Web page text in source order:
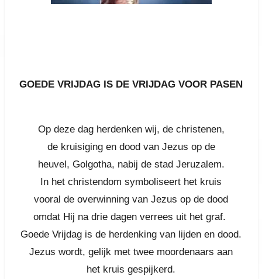
GOEDE VRIJDAG IS DE VRIJDAG VOOR PASEN
Op deze dag herdenken wij, de christenen,
de kruisiging en dood van Jezus op de
heuvel, Golgotha, nabij de stad Jeruzalem.
In het christendom symboliseert het kruis
vooral de overwinning van Jezus op de dood
omdat Hij na drie dagen verrees uit het graf.
Goede Vrijdag is de herdenking van lijden en dood.
Jezus wordt, gelijk met twee moordenaars aan
het kruis gespijkerd.